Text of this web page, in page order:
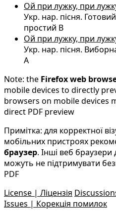
Ой при лужку, при
Укр. нар. пісня.
простий B
Ой при лужку, при
Укр. нар. пісня.
A
Note: the Firefox web
mobile devices to directly
browsers on mobile devices
direct PDF preview
Примітка: для корректної
мобільних пристроях
браузер. Інші веб
можуть не підтримувати
PDF
License | Ліцензія
Issues | Корекція помилок